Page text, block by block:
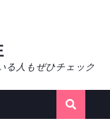
る人もぜひチェック